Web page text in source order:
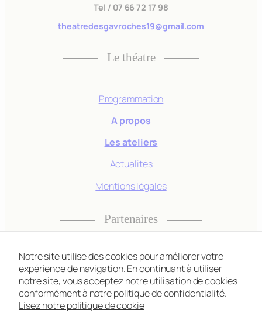
Tel / 07 66 72 17 98
theatredesgavroches19@gmail.com
Le théatre
Programmation
A propos
Les ateliers
Actualités
Mentions légales
Partenaires
Instagram
Facebook
TikTok
Notre site utilise des cookies pour améliorer votre
expérience de navigation. En continuant à utiliser
notre site, vous acceptez notre utilisation de cookies
conformément à notre politique de confidentialité.
Lisez notre politique de cookie
fonctionnement
du site Web.
améliorer la
fonctionnalité
structure du
fonction de la
façon dont le
Experience
Afin que notre
site Web
fonctionne
aussi bien que